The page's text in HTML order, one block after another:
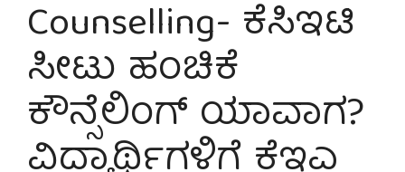
Counselling- ಕೆಸಿಇಟಿ
ಸೀಟು ಹಂಚಿಕೆ
ಕೌನ್ಸೆಲಿಂಗ್ ಯಾವಾಗ?